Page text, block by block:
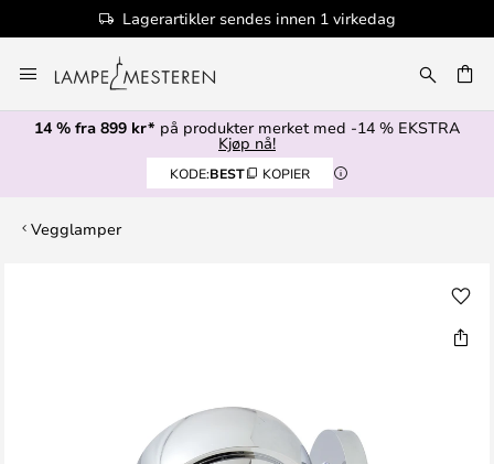
Lagerartikler sendes innen 1 virkedag
til
innhold
14 % fra 899 kr* på produkter merket med -14 % EKSTRA
Kjøp nå!
KODE:BEST KOPIER
Vegglamper